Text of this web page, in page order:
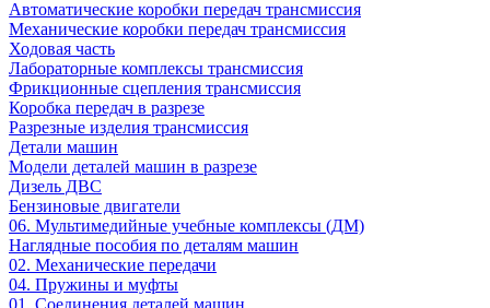
Автоматические коробки передач трансмиссия
Механические коробки передач трансмиссия
Ходовая часть
Лабораторные комплексы трансмиссия
Фрикционные сцепления трансмиссия
Коробка передач в разрезе
Разрезные изделия трансмиссия
Детали машин
Модели деталей машин в разрезе
Дизель ДВС
Бензиновые двигатели
06. Мультимедийные учебные комплексы (ДМ)
Наглядные пособия по деталям машин
02. Механические передачи
04. Пружины и муфты
01. Соединения деталей машин